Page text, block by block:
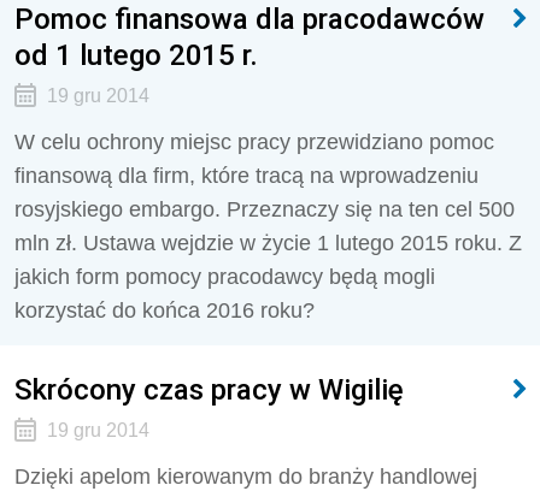
Pomoc finansowa dla pracodawców
od 1 lutego 2015 r.
19 gru 2014
W celu ochrony miejsc pracy przewidziano pomoc
finansową dla firm, które tracą na wprowadzeniu
rosyjskiego embargo. Przeznaczy się na ten cel 500
mln zł. Ustawa wejdzie w życie 1 lutego 2015 roku. Z
jakich form pomocy pracodawcy będą mogli
korzystać do końca 2016 roku?
Skrócony czas pracy w Wigilię
19 gru 2014
Dzięki apelom kierowanym do branży handlowej